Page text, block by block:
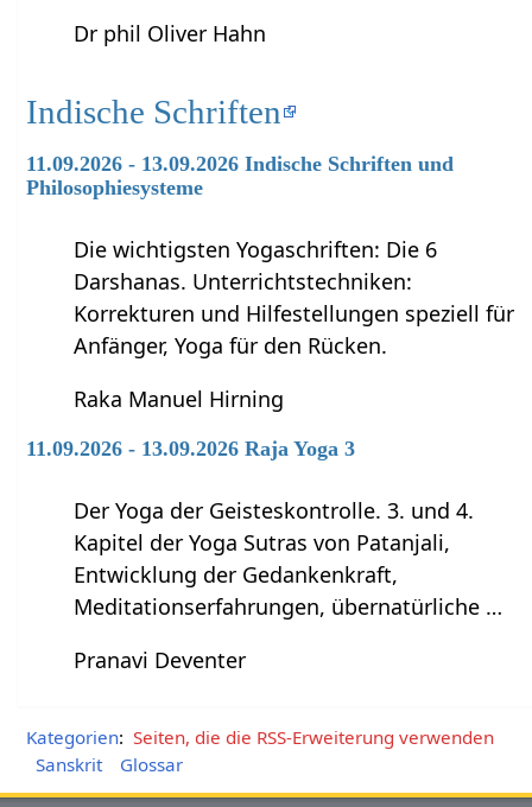
Dr phil Oliver Hahn
Indische Schriften
11.09.2026 - 13.09.2026 Indische Schriften und
Philosophiesysteme
Die wichtigsten Yogaschriften: Die 6
Darshanas. Unterrichtstechniken:
Korrekturen und Hilfestellungen speziell für
Anfänger, Yoga für den Rücken.
Raka Manuel Hirning
11.09.2026 - 13.09.2026 Raja Yoga 3
Der Yoga der Geisteskontrolle. 3. und 4.
Kapitel der Yoga Sutras von Patanjali,
Entwicklung der Gedankenkraft,
Meditationserfahrungen, übernatürliche …
Pranavi Deventer
Kategorien: Seiten, die die RSS-Erweiterung verwenden
Sanskrit
Glossar